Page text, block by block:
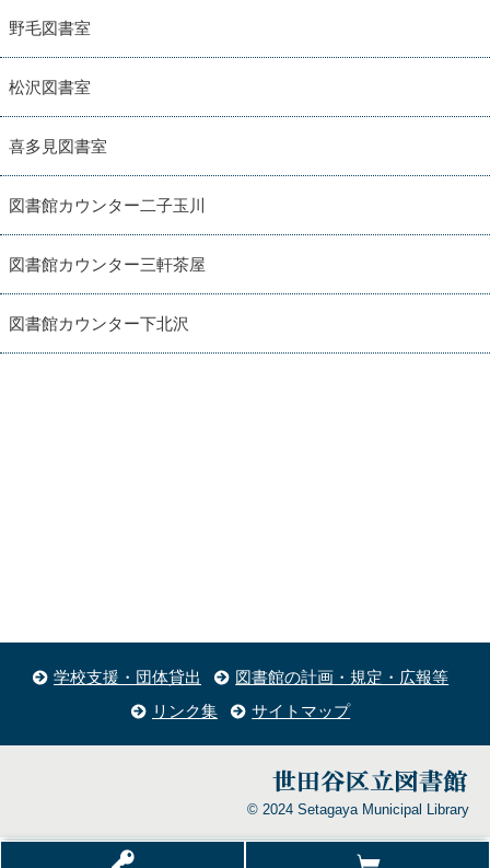
野毛図書室
松沢図書室
喜多見図書室
図書館カウンター二子玉川
図書館カウンター三軒茶屋
図書館カウンター下北沢
学校支援・団体貸出
図書館の計画・規定・広報等
リンク集
サイトマップ
© 2024 Setagaya Municipal Library